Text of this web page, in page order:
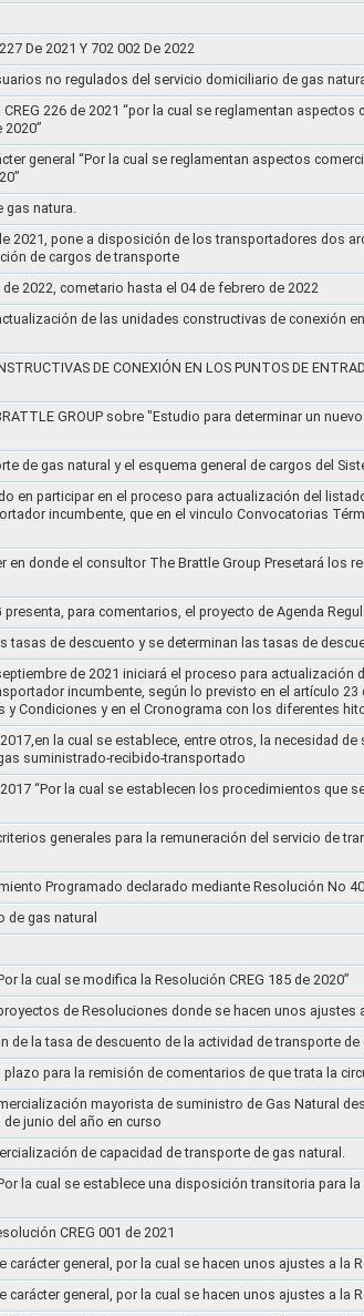
De 2021 Y 702 002 De 2022
no regulados del servicio domiciliario de gas
226 de 2021 “por la cual se reglamentan
general “Por la cual se reglamentan aspectos
gas natura.
2021, pone a disposición de los transportadores dos
de cargos de transporte
2022, cometario hasta el 04 de febrero de 2022
de las unidades constructivas de conexión
DE CONEXIÓN EN LOS PUNTOS DE
GROUP sobre "Estudio para determinar un
de gas natural y el esquema general de cargos del
en participar en el proceso para actualización del
incumbente, que en el vinculo Convocatorias
en donde el consultor The Brattle Group Presetará los
presenta, para comentarios, el proyecto de Agenda
de descuento y se determinan las tasas de
de 2021 iniciará el proceso para
incumbente, según lo previsto en el artículo 23
y Condiciones y en el Cronograma con los diferentes
la cual se establece, entre otros, la necesidad
suministrado-recibido-transportado
“Por la cual se establecen los procedimientos que
generales para la remuneración del servicio de
Programado declarado mediante Resolución No
de gas natural
la cual se modifica la Resolución CREG 185 de 2020”
de Resoluciones donde se hacen unos ajustes
la tasa de descuento de la actividad de transporte de
para la remisión de comentarios de que trata la
mayorista de suministro de Gas Natural
junio del año en curso
de capacidad de transporte de gas natural.
la cual se establece una disposición transitoria para
CREG 001 de 2021
general, por la cual se hacen unos ajustes a la
general, por la cual se hacen unos ajustes a la